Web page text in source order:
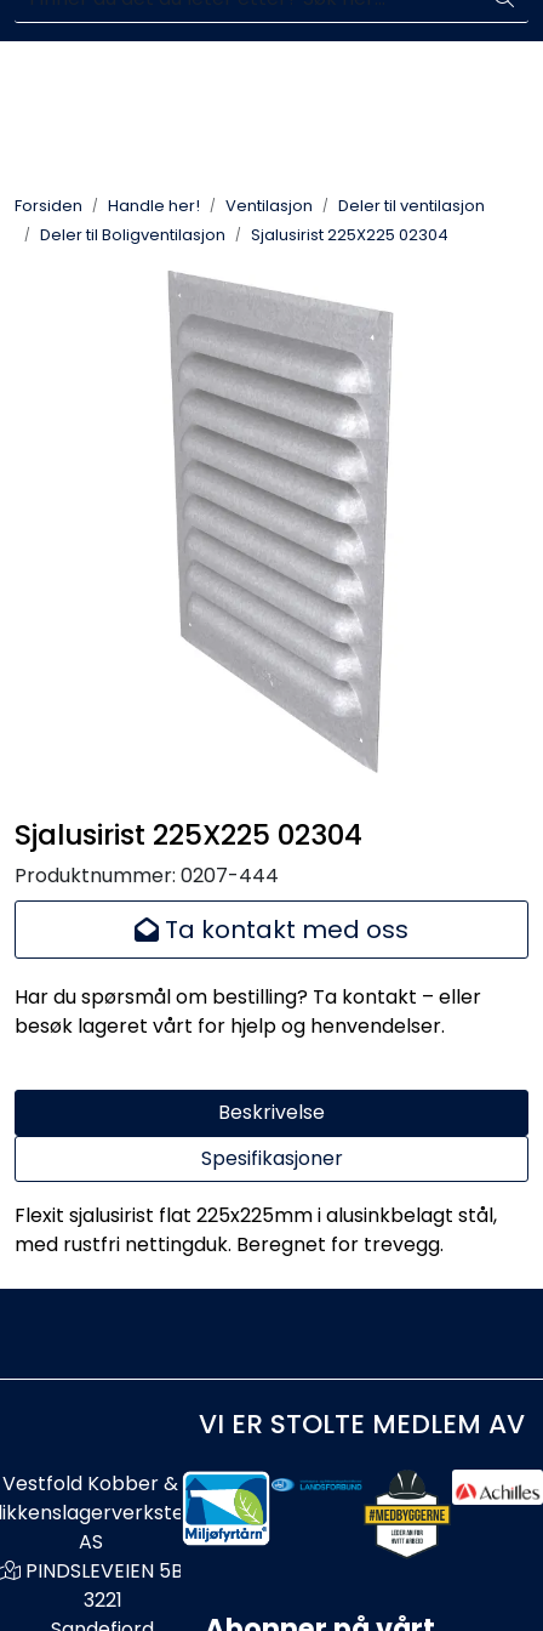
Skip to main contentEnkelt kjøp, hentes i butikk (Sandefjord)
Forsiden Handle her! Ventilasjon
Deler til ventilasjon
Deler til Boligventilasjon
Sjalusirist 225X225 02304
Sjalusirist 225X225 02304
Produktnummer: 0207-444
Ta kontakt med oss
Har du spørsmål om bestilling? Ta kontakt – eller
besøk lageret vårt for hjelp og henvendelser.
Beskrivelse
Spesifikasjoner
Flexit sjalusirist flat 225x225mm i alusinkbelagt stål,
med rustfri nettingduk. Beregnet for trevegg.
VI ER STOLTE MEDLEM AV
Vestfold Kobber &
AS
PINDSLEVEIEN 5B
3221
Taktekking
Våre leverandører